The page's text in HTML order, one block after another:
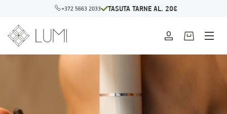
+372 5663 2033 TASUTA TARNE AL. 20€